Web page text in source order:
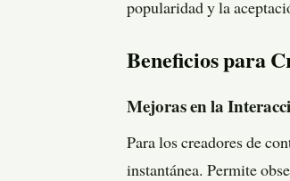
popularidad y la
Beneficios para
Mejoras en la
Para los creadores de
instantánea. Permite